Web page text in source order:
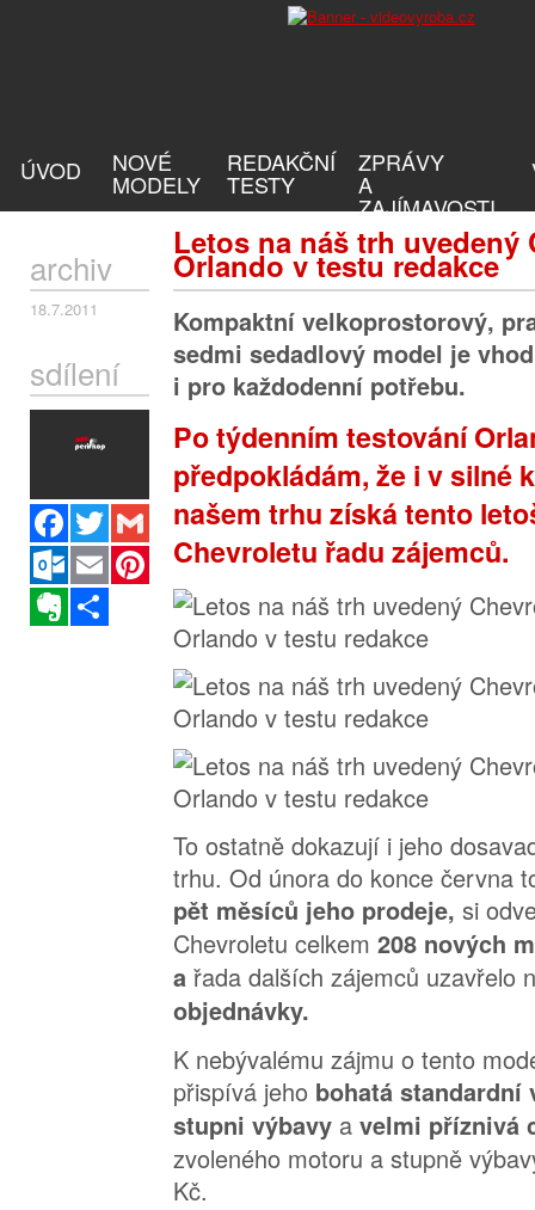
ÚVOD NOVÉ
MODELY
REDAKČNÍ
TESTY
ZPRÁVY
A
ZAJÍMAVOSTI
Letos na náš trh uvedený
Orlando v testu redakce
archiv
18.7.2011
sdílení
Facebook
Twitter
Gmail
Outlook.com
Email
Pinterest
Evernote
Kompaktní velkoprostorový,
sedmi sedadlový model je
i pro každodenní potřebu.
Po týdenním testování
předpokládám, že i v silné
našem trhu získá tento
Chevroletu řadu zájemců.
To ostatně dokazují i jeho
trhu. Od února do konce června
pět měsíců jeho prodeje, si
Chevroletu celkem 208 nových
a řada dalších zájemců uzavřelo
objednávky.
K nebývalému zájmu o tento
přispívá jeho bohatá standardní
stupni výbavy a velmi příznivá
zvoleného motoru a stupně
Kč.